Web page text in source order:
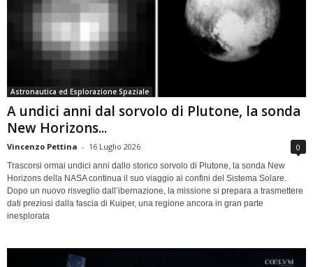
Astronautica ed Esplorazione Spaziale
A undici anni dal sorvolo di Plutone, la sonda
New Horizons...
Vincenzo Pettina - 16 Luglio 2026 0
Trascorsi ormai undici anni dallo storico sorvolo di Plutone, la sonda New
Horizons della NASA continua il suo viaggio ai confini del Sistema Solare.
Dopo un nuovo risveglio dall’ibernazione, la missione si prepara a trasmettere
dati preziosi dalla fascia di Kuiper, una regione ancora in gran parte
inesplorata